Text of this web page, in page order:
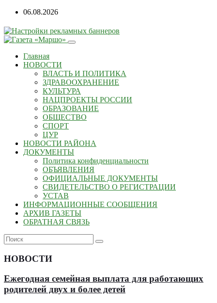
06.08.2026
Главная
НОВОСТИ
ВЛАСТЬ И ПОЛИТИКА
ЗДРАВООХРАНЕНИЕ
КУЛЬТУРА
НАЦПРОЕКТЫ РОССИИ
ОБРАЗОВАНИЕ
ОБЩЕСТВО
СПОРТ
ЦУР
НОВОСТИ РАЙОНА
ДОКУМЕНТЫ
Политика конфиденциальности
ОБЪЯВЛЕНИЯ
ОФИЦИАЛЬНЫЕ ДОКУМЕНТЫ
СВИДЕТЕЛЬСТВО О РЕГИСТРАЦИИ
УСТАВ
ИНФОРМАЦИОННЫЕ СООБЩЕНИЯ
АРХИВ ГАЗЕТЫ
ОБРАТНАЯ СВЯЗЬ
НОВОСТИ
Ежегодная семейная выплата для работающих
родителей двух и более детей